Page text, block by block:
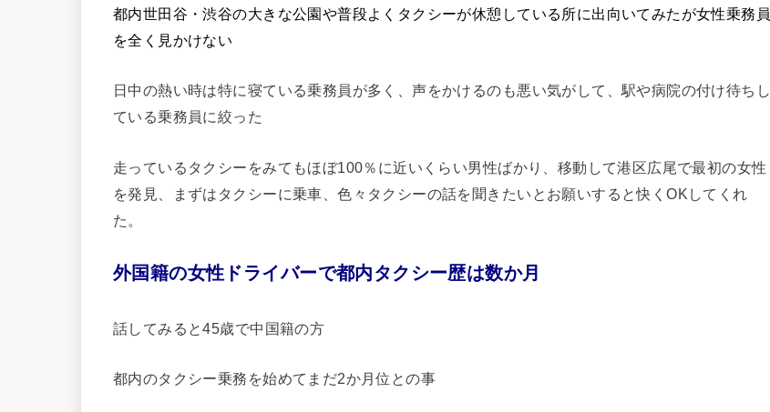
都内世田谷・渋谷の大きな公園や普段よくタクシーが休憩している所に出向いてみたが女性乗務員
を全く見かけない
日中の熱い時は特に寝ている乗務員が多く、声をかけるのも悪い気がして、駅や病院の付け待ちし
ている乗務員に絞った
走っているタクシーをみてもほぼ100％に近いくらい男性ばかり、移動して港区広尾で最初の女性
を発見、まずはタクシーに乗車、色々タクシーの話を聞きたいとお願いすると快くOKしてくれ
た。
外国籍の女性ドライバーで都内タクシー歴は数か月
話してみると45歳で中国籍の方
都内のタクシー乗務を始めてまだ2か月位との事